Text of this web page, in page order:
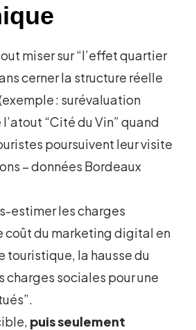
miser sur “l’effet quartier
cerner la structure réelle
: surévaluation
“Cité du Vin” quand
poursuivent leur visite
– données Bordeaux
estimer les charges
coût du marketing digital en
touristique, la hausse du
charges sociales pour une
puis seulement